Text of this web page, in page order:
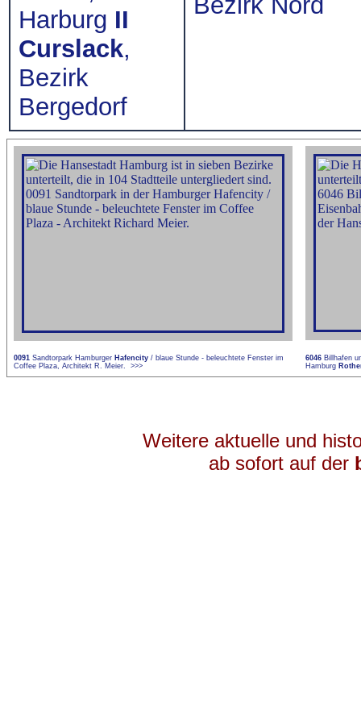
Harburg II
Curslack,
Bezirk
Bergedorf
0091 Sandtorpark Hamburger Hafencity / blaue Stunde - beleuchtete Fenster im
Coffee Plaza, Architekt R. Meier.
>>>
6046 Billhafen
Hamburg
Weitere aktuelle und
ab sofort auf der